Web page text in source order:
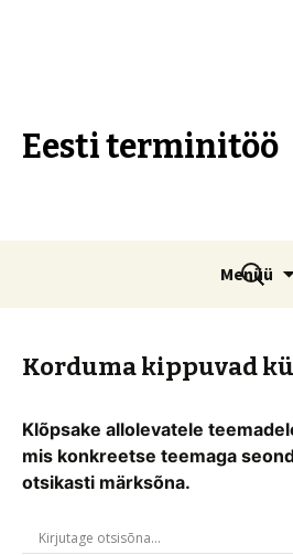
Eesti terminitöö
Menüü
Otsi:
Korduma kippuvad
Klõpsake allolevatele
mis konkreetse teemaga
otsikasti märksõna.